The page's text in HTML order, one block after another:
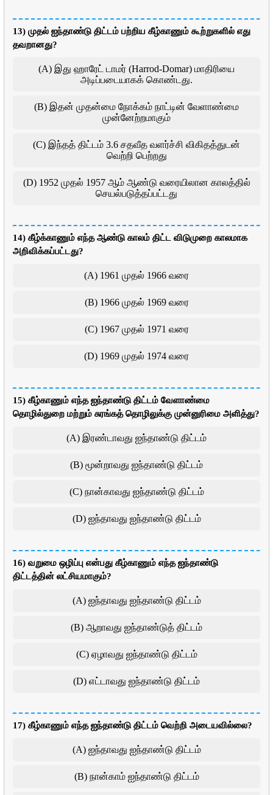
13) முதல் ஐந்தாண்டு திட்டம் பற்றிய கீழ்காணும் கூற்றுகளில் எது
தவறானது?
(A) இது ஹாரேட் டாமர் (Harrod-Domar) மாதிரியை
அடிப்படையாகக் கொண்டது.
(B) இதன் முதன்மை நோக்கம் நாட்டின் வேளாண்மை
முன்னேற்றமாகும்
(C) இந்தத் திட்டம் 3.6 சதவீத வளர்ச்சி விகிதத்துடன்
வெற்றி பெற்றது
(D) 1952 முதல் 1957 ஆம் ஆண்டு வரையிலான காலத்தில்
செயல்படுத்தப்பட்டது
14) கீழ்க்காணும் எந்த ஆண்டு காலம் திட்ட விடுமுறை காலமாக
அறிவிக்கப்பட்டது?
(A) 1961 முதல் 1966 வரை
(B) 1966 முதல் 1969 வரை
(C) 1967 முதல் 1971 வரை
(D) 1969 முதல் 1974 வரை
15) கீழ்காணும் எந்த ஐந்தாண்டு திட்டம் வேளாண்மை
தொழில்துறை மற்றும் சுரங்கத் தொழிலுக்கு முன்னுரிமை அளித்து?
(A) இரண்டாவது ஐந்தாண்டு திட்டம்
(B) மூன்றாவது ஐந்தாண்டு திட்டம்
(C) நான்காவது ஐந்தாண்டு திட்டம்
(D) ஐந்தாவது ஐந்தாண்டு திட்டம்
16) வறுமை ஒழிப்பு என்பது கீழ்காணும் எந்த ஐந்தாண்டு
திட்டத்தின் லட்சியமாகும்?
(A) ஐந்தாவது ஐந்தாண்டு திட்டம்
(B) ஆறாவது ஐந்தாண்டுத் திட்டம்
(C) ஏழாவது ஐந்தாண்டு திட்டம்
(D) எட்டாவது ஐந்தாண்டு திட்டம்
17) கீழ்காணும் எந்த ஐந்தாண்டு திட்டம் வெற்றி அடையவில்லை?
(A) ஐந்தாவது ஐந்தாண்டு திட்டம்
(B) நான்காம் ஐந்தாண்டு திட்டம்